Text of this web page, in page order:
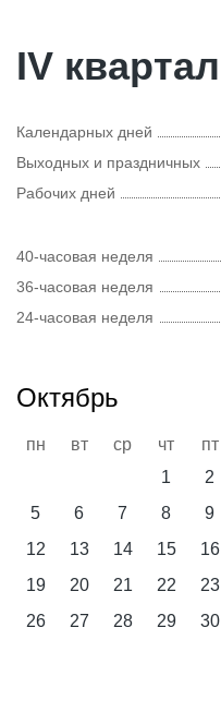
IV квартал
Календарных дней
Выходных и праздничных
Рабочих дней
40-часовая неделя
36-часовая неделя
24-часовая неделя
Октябрь
пн вт ср чт пт
1
2
5
6 7 8 9
12
13 14 15 16
19
20 21 22 23
26
27 28 29 30